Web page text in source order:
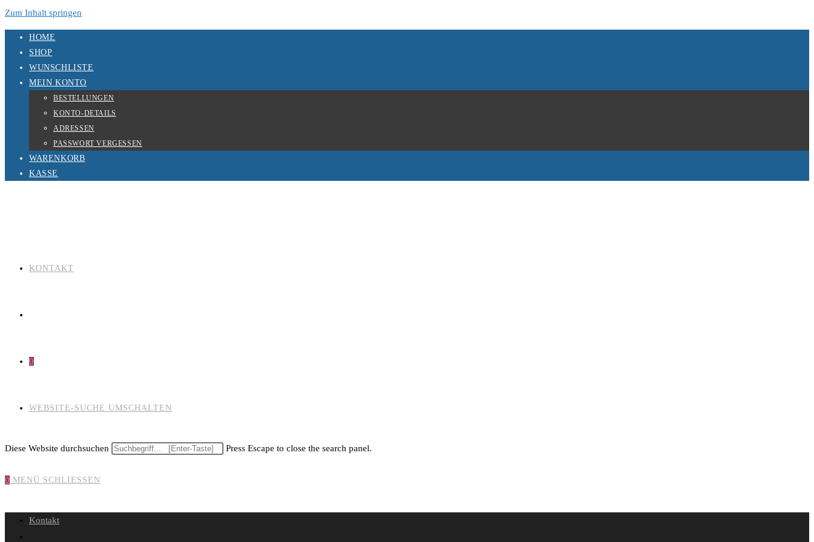
Zum Inhalt springen
HOME
SHOP
WUNSCHLISTE
MEIN KONTO
BESTELLUNGEN
KONTO-DETAILS
ADRESSEN
PASSWORT VERGESSEN
WARENKORB
KASSE
KONTAKT
0
WEBSITE-SUCHE UMSCHALTEN
Diese Website durchsuchen Press Escape to close the search panel.
0 MENÜ SCHLIESSEN
Kontakt